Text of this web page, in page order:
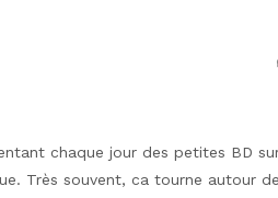
chaque jour des petites BD
Très souvent, ca tourne autour